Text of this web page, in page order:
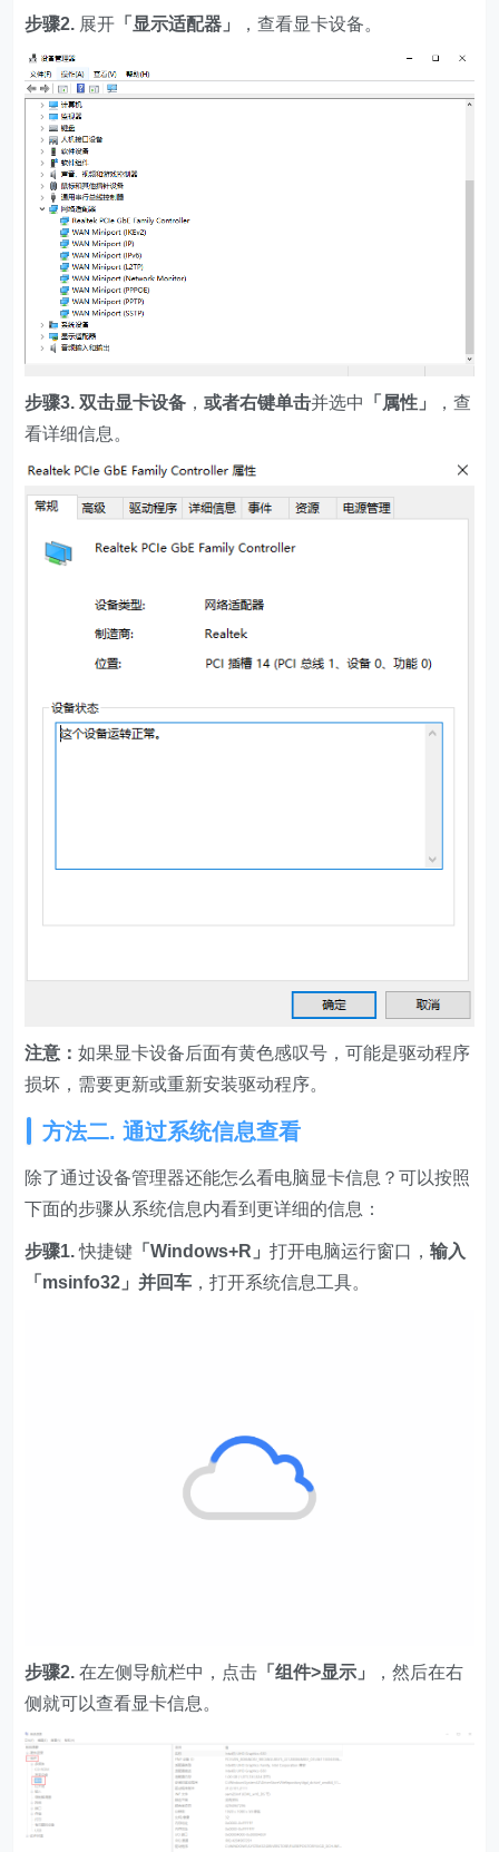
步骤2. 展开 「显示适配器」 ，查看显卡设备。
步骤3.双击显卡设备 ，或者右键单击并选中 「属性」
，查
看详细信息。
注意：如果显卡设备后面有黄色感叹号，可能是驱动程序
损坏，需要更新或重新安装驱动程序。
方法二. 通过系统信息查看
除了通过设备管理器还能怎么看电脑显卡信息？可以按照
下面的步骤从系统信息内看到更详细的信息：
步骤1.快捷键 「Windows+R」打开电脑运行窗口，输入
「msinfo32」并回车 ，打开系统信息工具。
步骤2.在左侧导航栏中，点击 「组件>显示」
，然后在右
侧就可以查看显卡信息。